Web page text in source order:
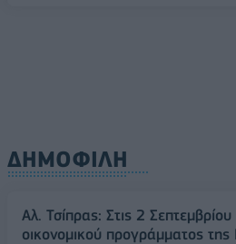
ΔΗΜΟΦΙΛΗ
Αλ. Τσίπρας: Στις 2
οικονομικού προγράμματος